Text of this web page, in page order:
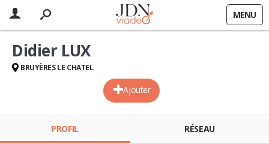
MENU
Ajouter
Didier LUX
BRUYÈRES LE CHATEL
PROFIL RÉSEAU